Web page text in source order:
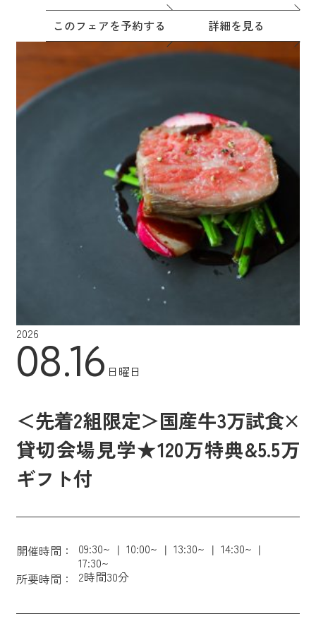
このフェアを予約する 詳細を見る
2026
08.16 日曜日
＜先着2組限定＞国産牛3万試食×
貸切会場見学★120万特典&5.5万
ギフト付
開催時間： 09:30~ 10:00~ 13:30~
14:30~
17:30~
所要時間：
2時間30分